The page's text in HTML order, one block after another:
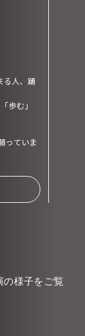
る人、踊
歩む」
っていま
の様子をご覧